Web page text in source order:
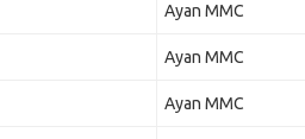
Ayan MMC
Ayan MMC
Ayan MMC